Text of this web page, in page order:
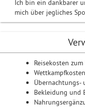
Ich bin ein dankbarer
mich über jegliches
Reisekosten
Übernachtungs-
Bekleidung und